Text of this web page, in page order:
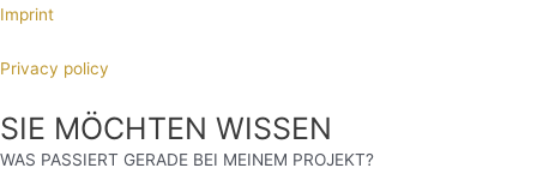
Imprint
Privacy policy
SIE MÖCHTEN WISSEN
WAS PASSIERT GERADE BEI MEINEM PROJEKT?